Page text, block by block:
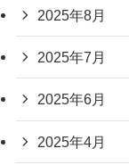
2025年8月
2025年7月
2025年6月
2025年4月